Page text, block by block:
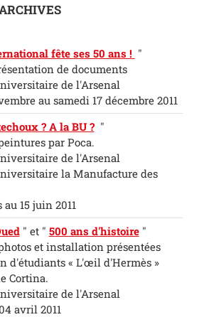
fête ses 50 ans ! "
de documents
de l'Arsenal
au samedi 17 décembre 2011
? A la BU ?"
par Poca.
de l'Arsenal
la Manufacture des
15 juin 2011
" et " 500 ans d'histoire "
et installation présentées
d'étudiants « L'œil d'Hermès »
Cortina.
de l'Arsenal
avril 2011